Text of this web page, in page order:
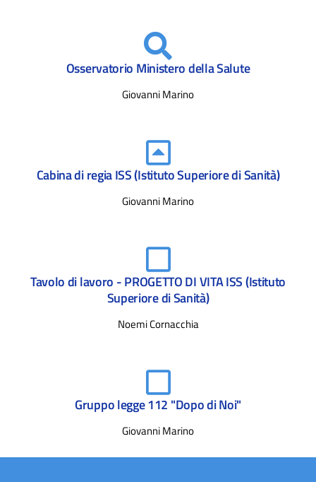
Osservatorio Ministero della Salute
Giovanni Marino
Cabina di regia ISS (Istituto Superiore di Sanità)
Giovanni Marino
Tavolo di lavoro - PROGETTO DI VITA ISS (Istituto
Superiore di Sanità)
Noemi Cornacchia
Gruppo legge 112 "Dopo di Noi"
Giovanni Marino